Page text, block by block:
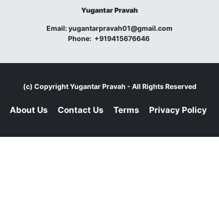
Yugantar Pravah
Email:yugantarpravah01@gmail.com
Phone: +919415676646
(c) CopyrightYugantar Pravah - All Rights Reserved
About Us Contact Us Terms Privacy Policy